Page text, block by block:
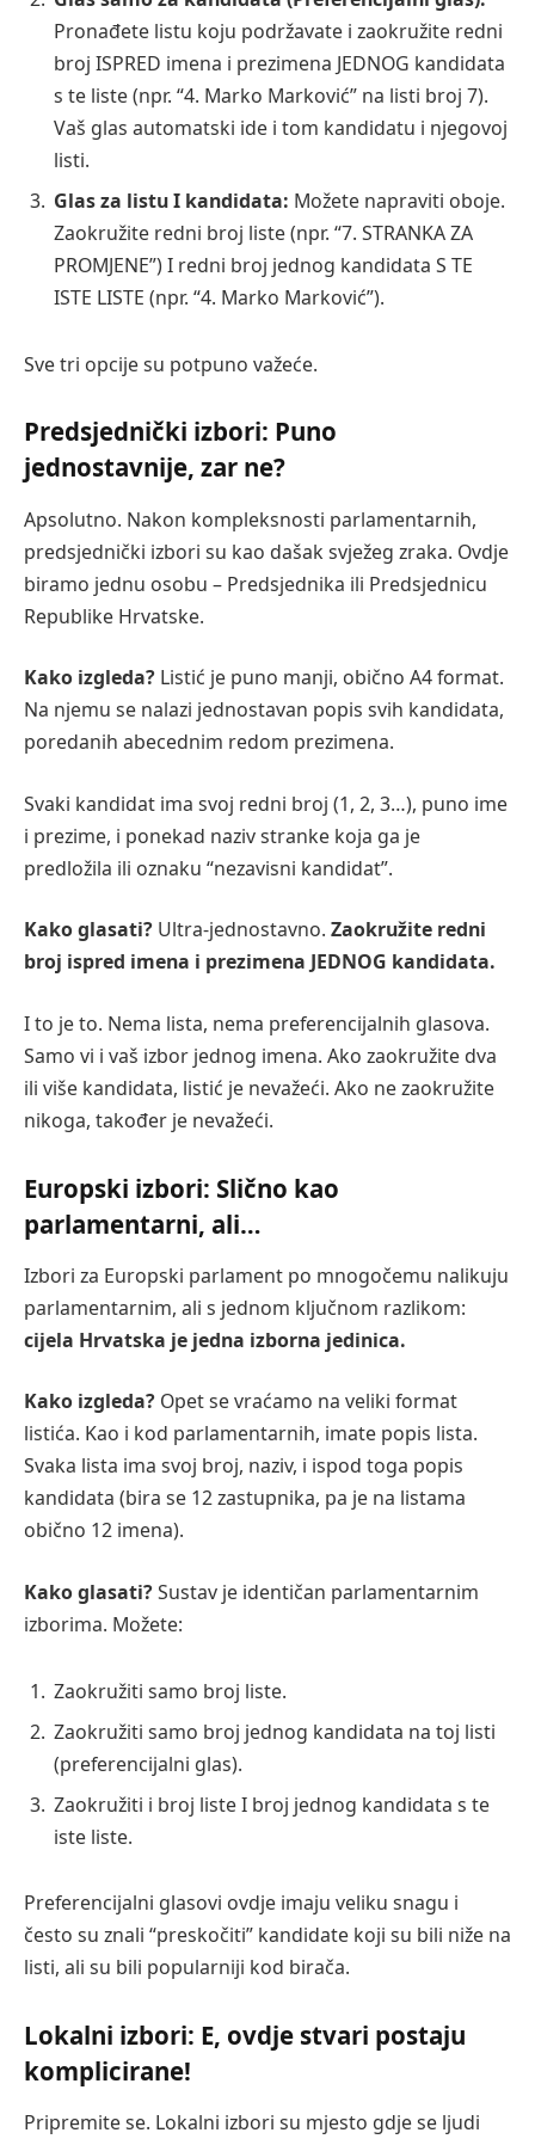
Pronađete listu koju podržavate i zaokružite redni
broj ISPRED imena i prezimena JEDNOG kandidata
s te liste (npr. “4. Marko Marković” na listi broj 7).
Vaš glas automatski ide i tom kandidatu i njegovoj
listi.
Glas za listu I kandidata: Možete napraviti oboje.
Zaokružite redni broj liste (npr. “7. STRANKA ZA
PROMJENE”) I redni broj jednog kandidata S TE
ISTE LISTE (npr. “4. Marko Marković”).
Sve tri opcije su potpuno važeće.
Predsjednički izbori: Puno
jednostavnije, zar ne?
Apsolutno. Nakon kompleksnosti parlamentarnih,
predsjednički izbori su kao dašak svježeg zraka. Ovdje
biramo jednu osobu – Predsjednika ili Predsjednicu
Republike Hrvatske.
Kako izgleda? Listić je puno manji, obično A4 format.
Na njemu se nalazi jednostavan popis svih kandidata,
poredanih abecednim redom prezimena.
Svaki kandidat ima svoj redni broj (1, 2, 3…), puno ime
i prezime, i ponekad naziv stranke koja ga je
predložila ili oznaku “nezavisni kandidat”.
Kako glasati? Ultra-jednostavno. Zaokružite redni
broj ispred imena i prezimena JEDNOG kandidata.
I to je to. Nema lista, nema preferencijalnih glasova.
Samo vi i vaš izbor jednog imena. Ako zaokružite dva
ili više kandidata, listić je nevažeći. Ako ne zaokružite
nikoga, također je nevažeći.
Europski izbori: Slično kao
parlamentarni, ali…
Izbori za Europski parlament po mnogočemu nalikuju
parlamentarnim, ali s jednom ključnom razlikom:
cijela Hrvatska je jedna izborna jedinica.
Kako izgleda? Opet se vraćamo na veliki format
listića. Kao i kod parlamentarnih, imate popis lista.
Svaka lista ima svoj broj, naziv, i ispod toga popis
kandidata (bira se 12 zastupnika, pa je na listama
obično 12 imena).
Kako glasati?Sustav je identičan parlamentarnim
izborima. Možete:
Zaokružiti samo broj liste.
Zaokružiti samo broj jednog kandidata na toj listi
(preferencijalni glas).
Zaokružiti i broj liste I broj jednog kandidata s te
iste liste.
Preferencijalni glasovi ovdje imaju veliku snagu i
često su znali “preskočiti” kandidate koji su bili niže na
listi, ali su bili popularniji kod birača.
Lokalni izbori: E, ovdje stvari postaju
komplicirane!
Pripremite se. Lokalni izbori su mjesto gdje se ljudi